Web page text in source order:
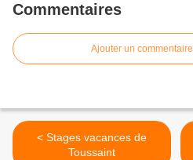
Commentaires
Ajouter un commentaire
< Stages vacances de
Toussaint